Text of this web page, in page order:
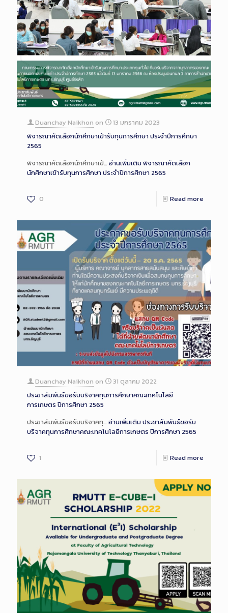
Duanchay Naikhon on
13 มกราคม 2023
พิจารณาคัดเลือกนักศึกษาเข้ารับทุนการศึกษา ประจำปีการศึกษา
2565
พิจารณาคัดเลือกนักศึกษาเข้… อ่านเพิ่มเติมพิจารณาคัดเลือก
นักศึกษาเข้ารับทุนการศึกษา ประจำปีการศึกษา 2565
0 Read more
Duanchay Naikhon on
31 ตุลาคม 2022
ประชาสัมพันธ์ขอรับบริจาคทุนการศึกษาคณะเทคโนโลยี
การเกษตร ปีการศึกษา 2565
ประชาสัมพันธ์ขอรับบริจาคทุ… อ่านเพิ่มเติมประชาสัมพันธ์ขอรับ
บริจาคทุนการศึกษาคณะเทคโนโลยีการเกษตร ปีการศึกษา 2565
1 Read more